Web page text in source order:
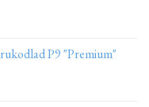
P9 "Premium"